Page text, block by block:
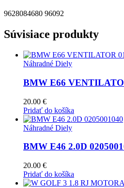
9628084680 96092
Súvisiace produkty
Náhradné Diely
BMW E66
20.00 €
Pridať do košíka
Náhradné Diely
BMW E46 2.0D
20.00 €
Pridať do košíka